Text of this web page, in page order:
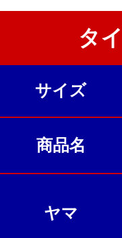
タ
サイズ
商品名
ヤマ